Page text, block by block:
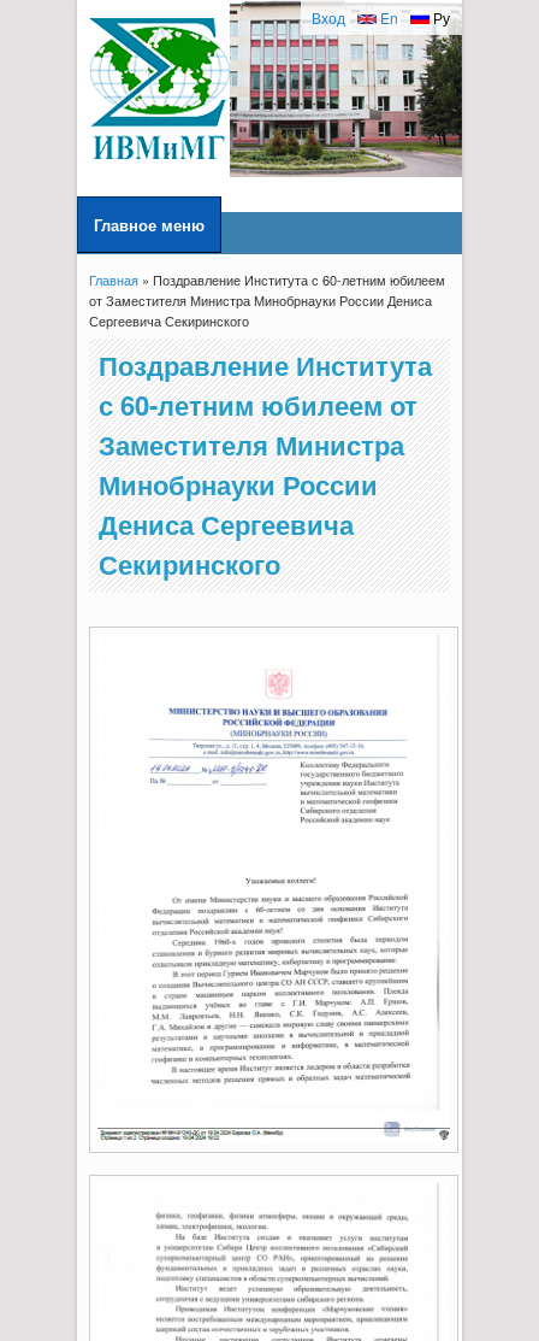
Ру
En
Вход
Главное меню
Вы здесь
Главная» Поздравление Института с 60-летним юбилеем
от Заместителя Министра Минобрнауки России Дениса
Сергеевича Секиринского
Поздравление Института
с 60-летним юбилеем от
Заместителя Министра
Минобрнауки России
Дениса Сергеевича
Секиринского